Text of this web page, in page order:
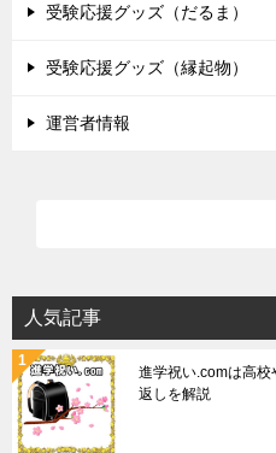
受験応援グッズ（だるま）
受験応援グッズ（縁起物）
運営者情報
人気記事
進学祝い.comは高
返しを解説